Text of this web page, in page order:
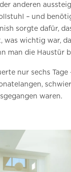
anderen
– und
sorgte dafür,
was wichtig war,
man die Haustür
nur sechs
waren.